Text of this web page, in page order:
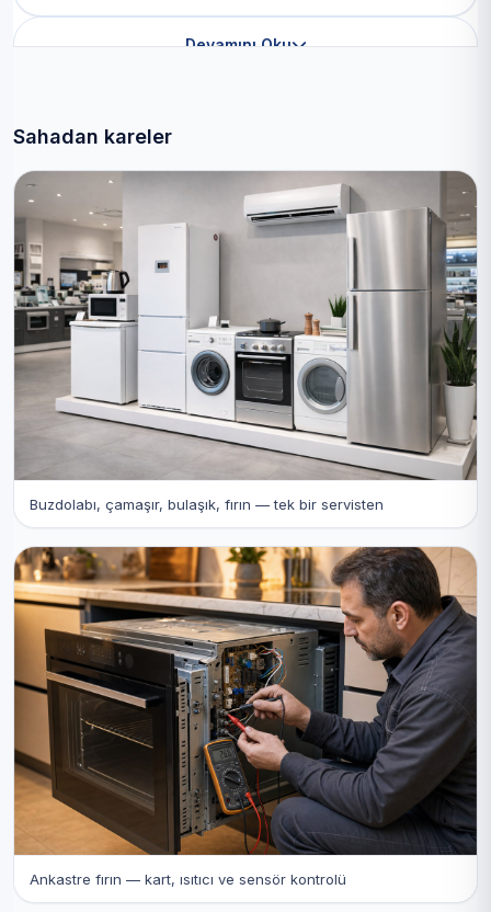
Devamını Oku
Sahadan kareler
Buzdolabı, çamaşır, bulaşık, fırın — tek bir servisten
Ankastre fırın — kart, ısıtıcı ve sensör kontrolü